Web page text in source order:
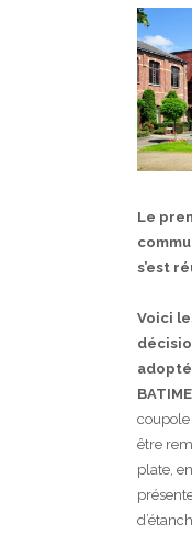
Le
s’est
Voici
coupole
être
plate,